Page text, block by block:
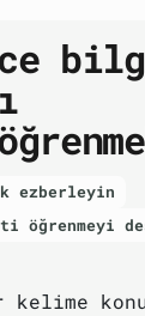
ezberleyin
öğrenmeyi